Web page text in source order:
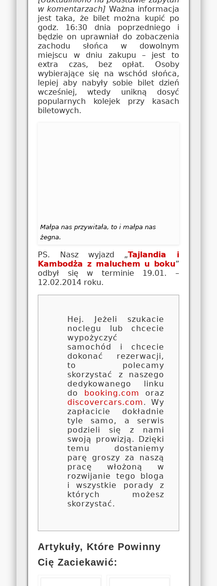
w komentarzach] Ważna informacja
jest taka, że bilet można kupić po
godz. 16:30 dnia poprzedniego i
będzie on uprawniał do zobaczenia
zachodu słońca w dowolnym
miejscu w dniu zakupu – jest to
extra czas, bez opłat. Osoby
wybierające się na wschód słońca,
lepiej aby nabyły sobie bilet dzień
wcześniej, wtedy unikną dosyć
popularnych kolejek przy kasach
biletowych.
Małpa nas przywitała, to i małpa nas
żegna.
PS. Nasz wyjazd „Tajlandia i
Kambodża z maluchem u boku”
odbył się w terminie 19.01. –
12.02.2014 roku.
Hej. Jeżeli szukacie
noclegu lub chcecie
wypożyczyć
samochód i chcecie
dokonać rezerwacji,
to polecamy
skorzystać z naszego
dedykowanego linku
do booking.com oraz
discovercars.com. Wy
zapłacicie dokładnie
tyle samo, a serwis
podzieli się z nami
swoją prowizją. Dzięki
temu dostaniemy
parę groszy za naszą
pracę włożoną w
rozwijanie tego bloga
i wszystkie porady z
których możesz
skorzystać.
Artykuły, Które Powinny
Cię Zaciekawić: